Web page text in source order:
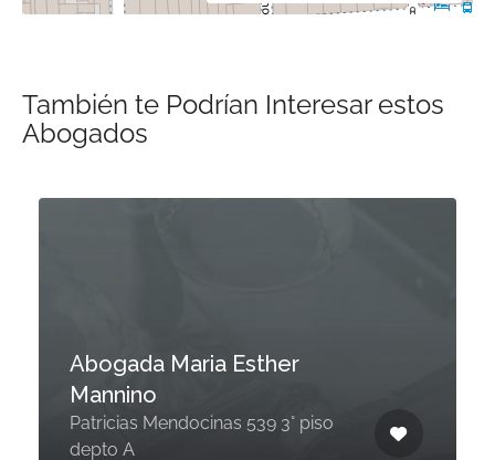
También te Podrían Interesar estos
Abogados
Abogada Maria Esther
Mannino
Patricias Mendocinas 539 3° piso
depto A